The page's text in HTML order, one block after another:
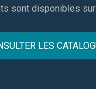
sont disponibles
LES